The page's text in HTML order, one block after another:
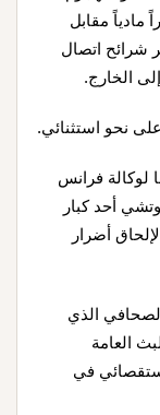
مادياً مقابل
شرائح اتصال
الخارج.
نحو استثنائي.
لوكالة فرانس
أحد كبار
أضرار
الذي
العامة
في